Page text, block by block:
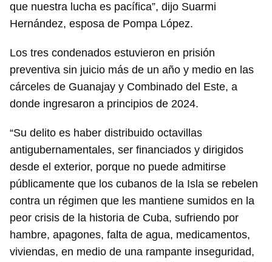
que nuestra lucha es pacífica”, dijo Suarmi
Hernández, esposa de Pompa López.
Los tres condenados estuvieron en prisión
preventiva sin juicio más de un año y medio en las
cárceles de Guanajay y Combinado del Este, a
donde ingresaron a principios de 2024.
“Su delito es haber distribuido octavillas
antigubernamentales, ser financiados y dirigidos
desde el exterior, porque no puede admitirse
públicamente que los cubanos de la Isla se rebelen
contra un régimen que les mantiene sumidos en la
peor crisis de la historia de Cuba, sufriendo por
hambre, apagones, falta de agua, medicamentos,
viviendas, en medio de una rampante inseguridad,